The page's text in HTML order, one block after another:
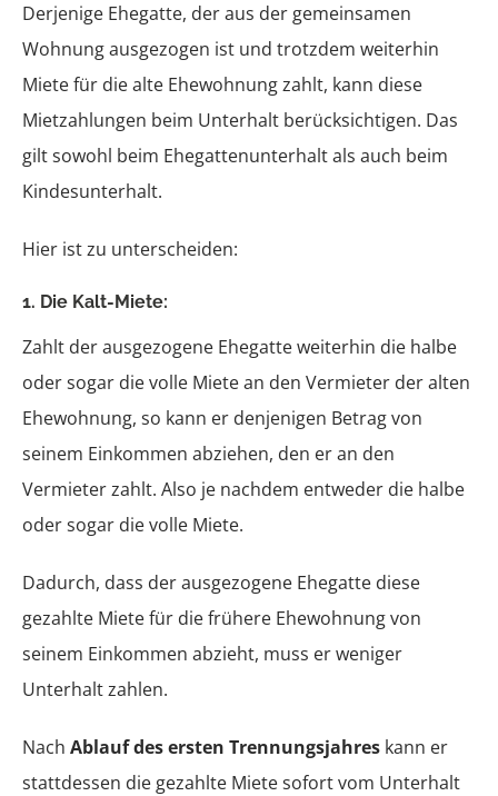
Ehewohnung
Vermögen
Steuern
Derjenige Ehegatte, der aus der gemeinsamen
Wohnung ausgezogen ist und trotzdem weiterhin
Miete für die alte Ehewohnung zahlt, kann diese
Mietzahlungen beim Unterhalt berücksichtigen. Das
gilt sowohl beim Ehegattenunterhalt als auch beim
Kindesunterhalt.
Hier ist zu unterscheiden:
1. Die Kalt-Miete:
Zahlt der ausgezogene Ehegatte weiterhin die halbe
oder sogar die volle Miete an den Vermieter der alten
Ehewohnung, so kann er denjenigen Betrag von
seinem Einkommen abziehen, den er an den
Vermieter zahlt. Also je nachdem entweder die halbe
oder sogar die volle Miete.
Dadurch, dass der ausgezogene Ehegatte diese
gezahlte Miete für die frühere Ehewohnung von
seinem Einkommen abzieht, muss er weniger
Unterhalt zahlen.
Nach Ablauf des ersten Trennungsjahres kann er
stattdessen die gezahlte Miete sofort vom Unterhalt